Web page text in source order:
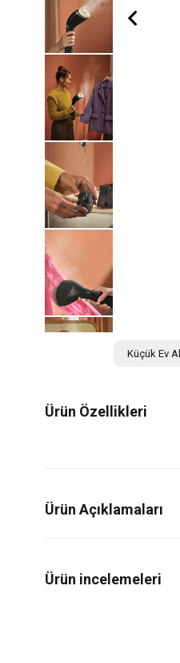
Küçük Ev
Ürün Özellikleri
Ürün Açıklamaları